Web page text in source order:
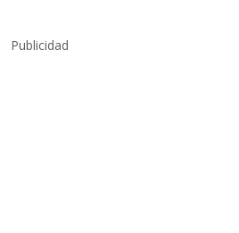
Publicidad